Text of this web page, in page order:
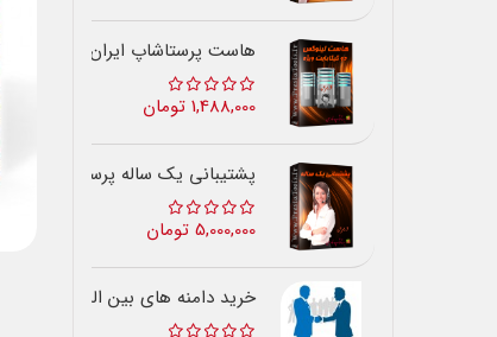
هاست پرستاشاپ ایران
1,488,000 تومان
پشتیبانی یک ساله پرستاشاپ
5,000,000 تومان
خرید دامنه های بین المللی